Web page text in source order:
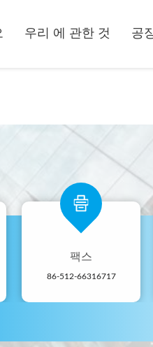
우리 에 관한 것 공
팩스
86-512-66316717